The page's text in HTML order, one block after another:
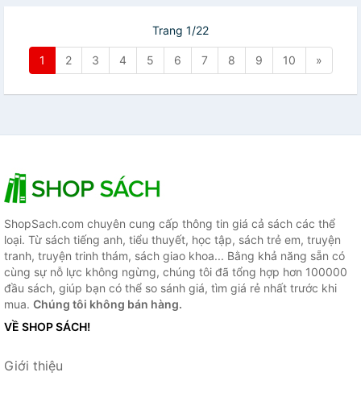
Trang 1/22
1 2 3 4 5 6 7 8 9 10 »
ShopSach.com chuyên cung cấp thông tin giá cả sách các thể
loại. Từ sách tiếng anh, tiểu thuyết, học tập, sách trẻ em, truyện
tranh, truyện trinh thám, sách giao khoa... Bằng khả năng sẵn có
cùng sự nỗ lực không ngừng, chúng tôi đã tổng hợp hơn 100000
đầu sách, giúp bạn có thể so sánh giá, tìm giá rẻ nhất trước khi
mua. Chúng tôi không bán hàng.
VỀ SHOP SÁCH!
Giới thiệu